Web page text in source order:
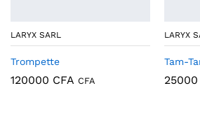
LARYX SARL
Trompette
120000 CFA CFA
LARYX
Tam-
25000